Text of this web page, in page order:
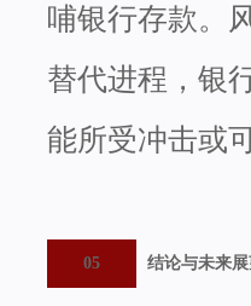
哺银行存款。
替代进程，银
能所受冲击或
05 结论与未来